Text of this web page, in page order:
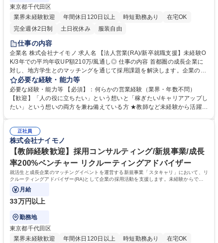
東京都千代田区
業界未経験歓迎
年間休日120日以上 時短勤務あり
在宅OK
完全週休2日制
土日祝休み 服装自由
仕事の内容
企業名 株式会社ナイモノ 求人名 【法人営業(RA)/新卒就職支援】未経験O
K/3年での平均年収UP額210万/風通し◎ 仕事の内容 首都圏の成長企業に
対し、地方学生とのマッチングを通じて採用課題を解決します。企業のビ
ジネスモデルや採用課題を深く理解し、優秀な人材獲得のためのマッチン
グを実現するポジションです。※未経験大歓迎です！ ■企業の採用課題の
ヒアリング ■各企業のビジネスモデル、事業戦略、強み、社風、採用課題
などの情報収集と分析 ■首都圏の成長企業へ就職を希望する就活生をター
ない」地方学生と、「地方に眠る優秀な人材を採用したい」企業のマッチ
ングを支援します。 募集職種 【法人営業(RA)/新卒就職支援】未経験OK/3
年での平均年収UP額210万/風通し◎
必要な経験・能力等
必要な経験・能力等 【必須】：何らかの営業経験（業界・年数不問）
【歓迎】「人の役に立ちたい」という想いと「稼ぎたい/キャリアアップし
たい」という想いの両方を兼ね備えている方 ★教師など未経験から活躍す
2年間では社員全体の年収が200万円以上UPしています。直近では入社半
年でチーフへと昇格したメンバーや、1年で年収が2倍UPしたメンバー
も！ ■売上前年度比：170％(9期)→177％(10期)→195％(11期・前期）で
拡大中。社員数も50名→100名→150名体制へと増員予定！ 学歴・資格 学
歴：大学院 大学 語学力： 資格：
正社員
株式会社ナイモノ
【教師経験歓迎】採用コンサルティング/新規事業/成長
率200%ベンチャー リクルーティングアドバイザー
就活生と成長企業のマッチングイベントを運営する新規事業「スタキャリ」において、リ
クルーティングアドバイザー(RA)として企業の採用活動を支援します。未経験からでも
大きくスキルアップが可能です！
月給
33万円以上
勤務地
東京都千代田区
業界未経験歓迎
年間休日120日以上 時短勤務あり
在宅OK